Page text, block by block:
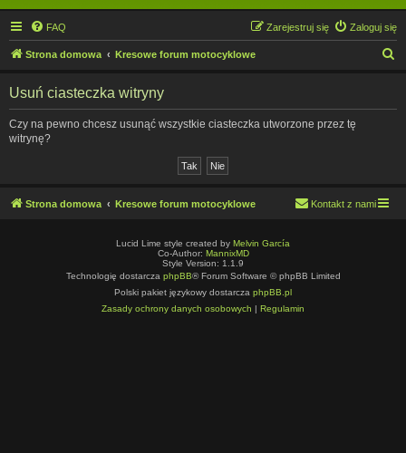
FAQ Zaloguj się
Zarejestruj się
Strona domowa Kresowe forum motocyklowe
Usuń ciasteczka witryny
Czy na pewno chcesz usunąć wszystkie ciasteczka utworzone przez tę
witrynę?
Strona domowa Kresowe forum motocyklowe Kontakt z nami
Lucid Lime style created by Melvin García
Co-Author: MannixMD
Style Version: 1.1.9
Technologię dostarcza phpBB® Forum Software © phpBB Limited
Polski pakiet językowy dostarcza phpBB.pl
Zasady ochrony danych osobowych | Regulamin